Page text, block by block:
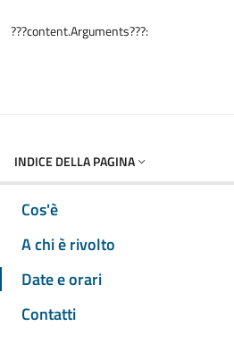
???content.Arguments???:
INDICE DELLA PAGINA
Cos'è
A chi è rivolto
Date e orari
Contatti